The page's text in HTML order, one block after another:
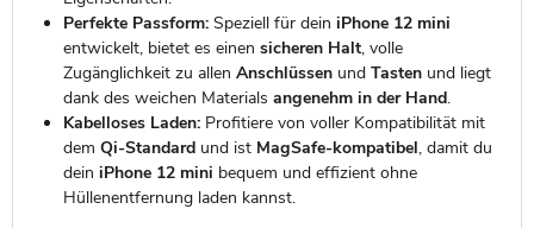
Perfekte Passform:Speziell für dein iPhone 12 mini
entwickelt, bietet es einen sicheren Halt, volle
Zugänglichkeit zu allen Anschlüssenund Tastenund liegt
dank des weichen Materials angenehm in der Hand.
Kabelloses Laden:Profitiere von voller Kompatibilität mit
dem Qi-Standardund ist MagSafe-kompatibel, damit du
dein iPhone 12 mini bequem und effizient ohne
Hüllenentfernung laden kannst.